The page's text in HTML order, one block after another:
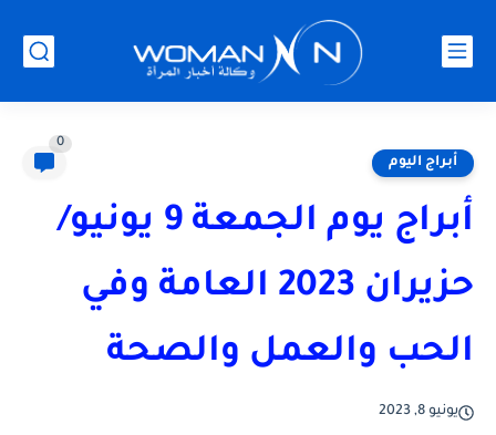
أبراج اليوم
0
أبراج يوم الجمعة 9 يونيو/
حزيران 2023 العامة وفي
الحب والعمل والصحة
يونيو 8, 2023